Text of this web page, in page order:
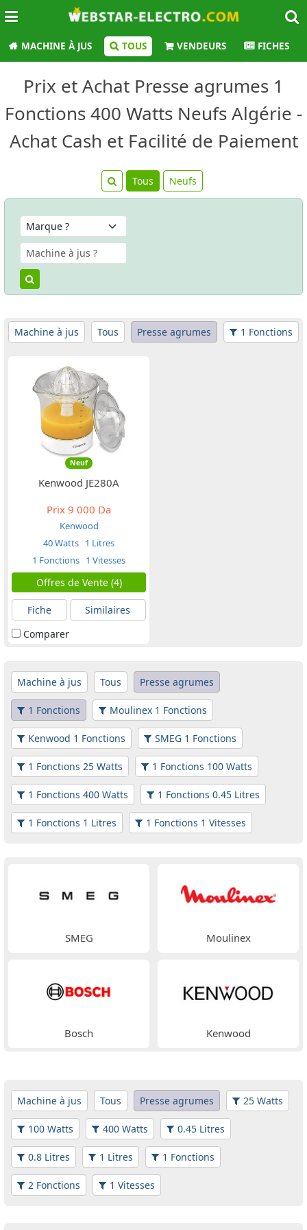
MACHINE À JUS TOUS VENDEURS FICHES
Prix et Achat Presse agrumes 1
Fonctions 400 Watts Neufs Algérie -
Achat Cash et Facilité de Paiement
Tous Neufs
Machine à jus Tous Presse agrumes 1 Fonctions
Neuf
Kenwood JE280A
Prix 9 000 Da
Kenwood
40 Watts 1 Litres
1 Fonctions 1 Vitesses
Offres de Vente (4)
Fiche
Similaires
Comparer
Machine à jus Tous Presse agrumes
1 Fonctions Moulinex 1 Fonctions
Kenwood 1 Fonctions SMEG 1 Fonctions
1 Fonctions 25 Watts 1 Fonctions 100 Watts
1 Fonctions 400 Watts 1 Fonctions 0.45 Litres
1 Fonctions 1 Litres 1 Fonctions 1 Vitesses
SMEG Moulinex
Bosch Kenwood
Machine à jus Tous Presse agrumes 25 Watts
100 Watts 400 Watts 0.45 Litres
0.8 Litres 1 Litres 1 Fonctions
2 Fonctions 1 Vitesses